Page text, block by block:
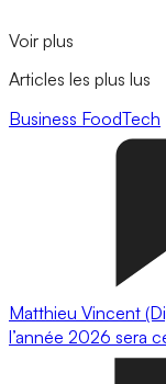
Voir plus
Articles les plus lus
Business FoodTech
Matthieu Vincent
l’année 2026 sera